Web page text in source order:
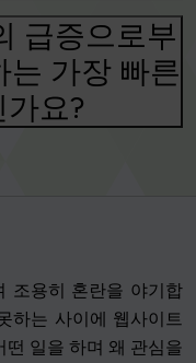
급증으로부
는 가장 빠른
요?
조용히 혼란을 야기합
하는 사이에 웹사이트
일을 하며 왜 관심을